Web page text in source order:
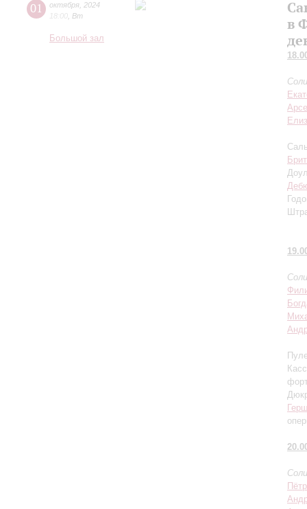
01 октября 2024
18:00 Вт
Большой зал
в